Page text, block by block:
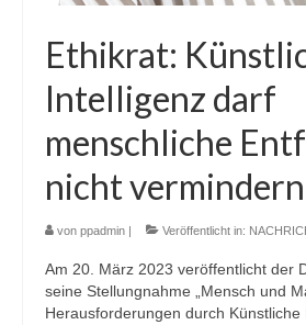
Ethikrat:
Intelligenz darf
menschliche
nicht vermindern
von ppadmin | Veröffentlicht in:
Am 20. März 2023 veröffentlicht der
seine Stellungnahme „Mensch und
Herausforderungen durch Künstliche